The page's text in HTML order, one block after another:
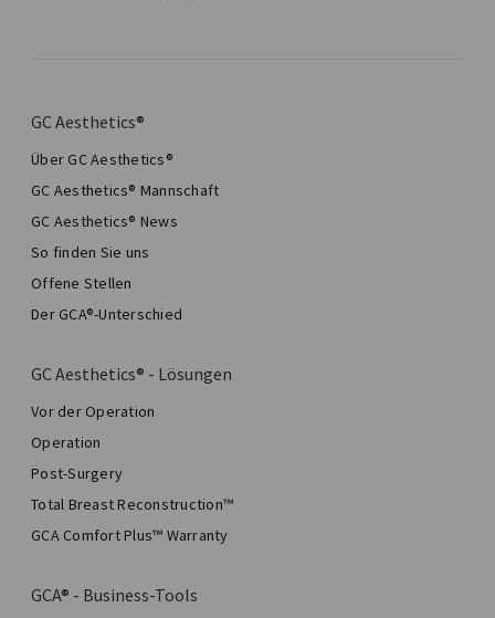
GC Aesthetics®
Über GC Aesthetics®
GC Aesthetics® Mannschaft
GC Aesthetics® News
So finden Sie uns
Offene Stellen
Der GCA®-Unterschied
GC Aesthetics® - Lösungen
Vor der Operation
Operation
Post-Surgery
Total Breast Reconstruction™
GCA Comfort Plus™ Warranty
GCA® - Business-Tools